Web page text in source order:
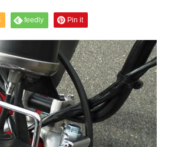
feedly Pin it